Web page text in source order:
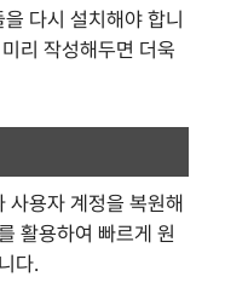
다시 설치해야 합니
리 작성해두면 더욱
사용자 계정을 복원해
활용하여 빠르게 원
다.